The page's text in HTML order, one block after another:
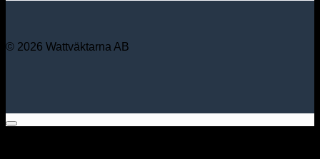
© 2026 Wattväktarna AB